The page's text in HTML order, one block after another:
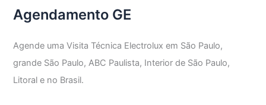
GE
Agendamento GE
Agende uma Visita Técnica Electrolux em São Paulo,
grande São Paulo, ABC Paulista, Interior de São Paulo,
Litoral e no Brasil.